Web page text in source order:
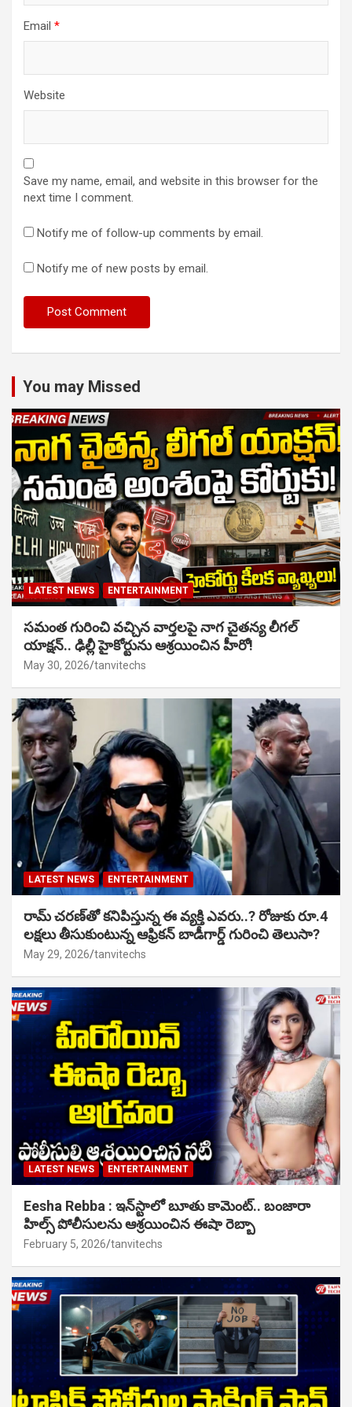
Email *
Website
Save my name, email, and website in this browser for the
next time I comment.
Notify me of follow-up comments by email.
Notify me of new posts by email.
You may Missed
LATEST NEWS ENTERTAINMENT
సమంత గురించి వచ్చిన వార్తలపై నాగ చైతన్య లీగల్
యాక్షన్.. ఢిల్లీ హైకోర్టును ఆశ్రయించిన హీరో!
May 30, 2026 tanvitechs
LATEST NEWS ENTERTAINMENT
రామ్ చరణ్‌తో కనిపిస్తున్న ఈ వ్యక్తి ఎవరు..? రోజుకు రూ.4
లక్షలు తీసుకుంటున్న ఆఫ్రికన్ బాడీగార్డ్ గురించి తెలుసా?
May 29, 2026 tanvitechs
LATEST NEWS ENTERTAINMENT
Eesha Rebba : ఇన్‌స్టాలో బూతు కామెంట్.. బంజారా
హిల్స్ పోలీసులను ఆశ్రయించిన ఈషా రెబ్బా
February 5, 2026 tanvitechs